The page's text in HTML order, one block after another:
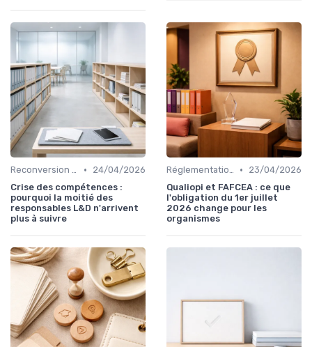
Reconversion et Montée en Compétences •
24/04/2026
Crise des compétences :
pourquoi la moitié des
responsables L&D n'arrivent
plus à suivre
Réglementation et Droits à la Formation •
23/04/2026
Qualiopi et FAFCEA : ce que
l'obligation du 1er juillet
2026 change pour les
organismes